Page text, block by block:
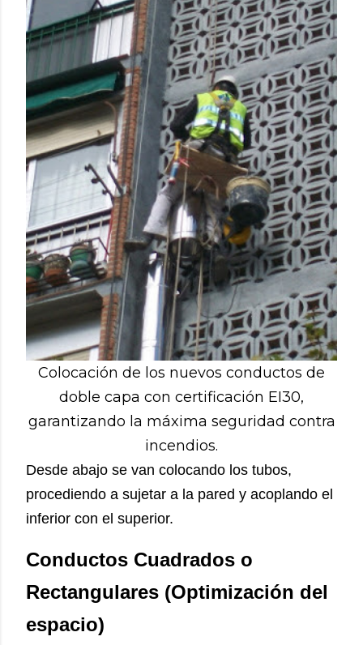
Colocación de los nuevos conductos de
doble capa con certificación EI30,
garantizando la máxima seguridad contra
incendios.
Desde abajo se van colocando los tubos,
procediendo a sujetar a la pared y acoplando el
inferior con el superior.
Conductos Cuadrados o
Rectangulares (Optimización del
espacio)